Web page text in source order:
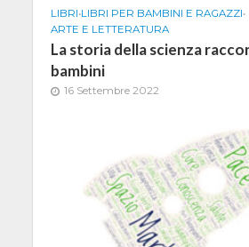
LIBRI•LIBRI PER BAMBINI E RAGAZZI•
ARTE E LETTERATURA
La storia della scienza
bambini
16 Settembre 2022